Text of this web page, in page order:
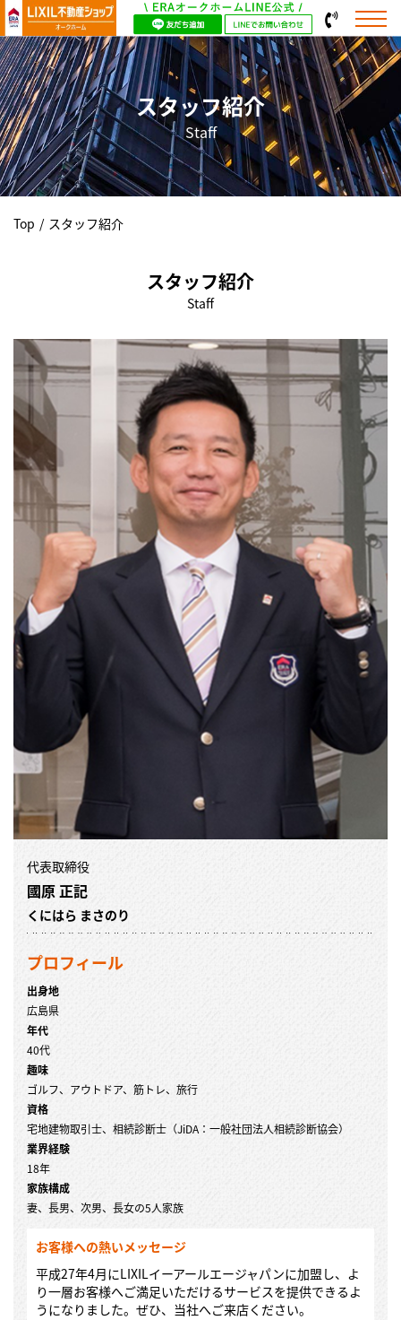
スタッフ紹介
Staff
Top / スタッフ紹介
スタッフ紹介
Staff
代表取締役
國原 正記
くにはら まさのり
プロフィール
出身地
広島県
年代
40代
趣味
ゴルフ、アウトドア、筋トレ、旅行
資格
宅地建物取引士、相続診断士（JiDA：一般社団法人相続診断協会）
業界経験
18年
家族構成
妻、長男、次男、長女の5人家族
お客様への熱いメッセージ
平成27年4月にLIXILイーアールエージャパンに加盟し、よ
り一層お客様へご満足いただけるサービスを提供できるよ
うになりました。ぜひ、当社へご来店ください。